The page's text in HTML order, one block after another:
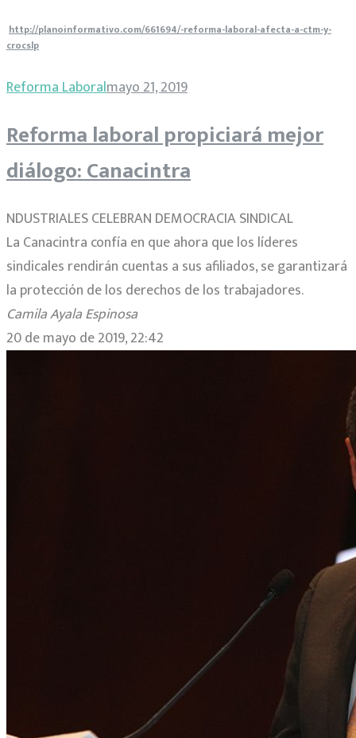
http://planoinformativo.com/661694/-reforma-laboral-afecta-a-ctm-y-
crocslp
Reforma Laboralmayo 21, 2019
Reforma laboral propiciará mejor
diálogo: Canacintra
NDUSTRIALES CELEBRAN DEMOCRACIA SINDICAL
La Canacintra confía en que ahora que los líderes
sindicales rendirán cuentas a sus afiliados, se garantizará
la protección de los derechos de los trabajadores.
Camila Ayala Espinosa
20 de mayo de 2019, 22:42